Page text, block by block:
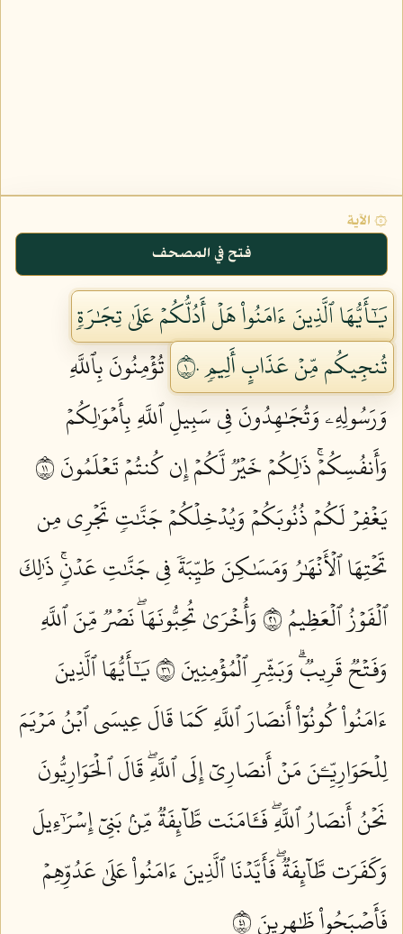
۞ الآية
فتح في المصحف
يَٰٓأَيُّهَا ٱلَّذِينَ ءَامَنُواْ هَلۡ أَدُلُّكُمۡ عَلَىٰ تِجَٰرَةٖ
تُنجِيكُم مِّنۡ عَذَابٍ أَلِيمٖ ١٠
تُؤۡمِنُونَ بِٱللَّهِ
وَرَسُولِهِۦ وَتُجَٰهِدُونَ فِي سَبِيلِ ٱللَّهِ بِأَمۡوَٰلِكُمۡ
وَأَنفُسِكُمۡۚ ذَٰلِكُمۡ خَيۡرٞ لَّكُمۡ إِن كُنتُمۡ تَعۡلَمُونَ ١١
يَغۡفِرۡ لَكُمۡ ذُنُوبَكُمۡ وَيُدۡخِلۡكُمۡ جَنَّٰتٖ تَجۡرِي مِن
تَحۡتِهَا ٱلۡأَنۡهَٰرُ وَمَسَٰكِنَ طَيِّبَةٗ فِي جَنَّٰتِ عَدۡنٖۚ ذَٰلِكَ
ٱلۡفَوۡزُ ٱلۡعَظِيمُ ١٢
وَأُخۡرَىٰ تُحِبُّونَهَاۖ نَصۡرٞ مِّنَ ٱللَّهِ
وَفَتۡحٞ قَرِيبٞۗ وَبَشِّرِ ٱلۡمُؤۡمِنِينَ ١٣
يَٰٓأَيُّهَا ٱلَّذِينَ
ءَامَنُواْ كُونُوٓاْ أَنصَارَ ٱللَّهِ كَمَا قَالَ عِيسَى ٱبۡنُ مَرۡيَمَ
لِلۡحَوَارِيِّـۧنَ مَنۡ أَنصَارِيٓ إِلَى ٱللَّهِۖ قَالَ ٱلۡحَوَارِيُّونَ
نَحۡنُ أَنصَارُ ٱللَّهِۖ فَـَٔامَنَت طَّآئِفَةٞ مِّنۢ بَنِيٓ إِسۡرَٰٓءِيلَ
وَكَفَرَت طَّآئِفَةٞۖ فَأَيَّدۡنَا ٱلَّذِينَ ءَامَنُواْ عَلَىٰ عَدُوِّهِمۡ
فَأَصۡبَحُواْ ظَٰهِرِينَ ١٤